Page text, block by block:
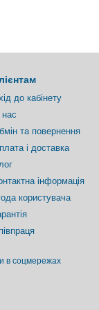
до кабінету
та повернення
і доставка
інформація
користувача
в соцмережах